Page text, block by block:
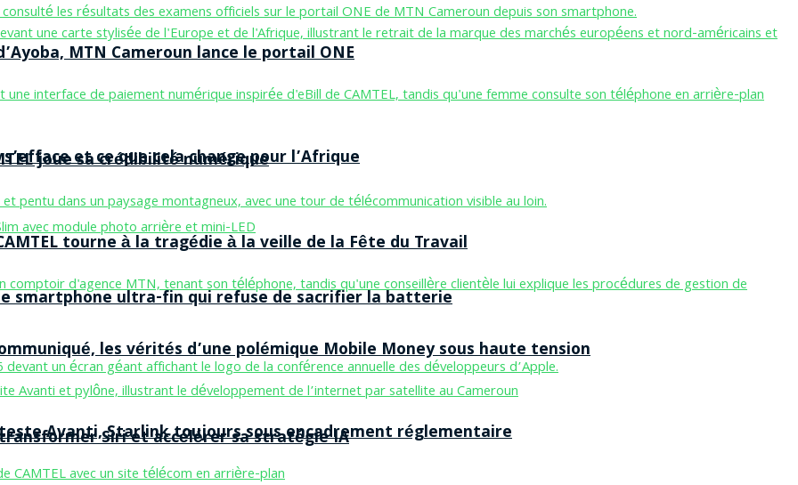
et ce que cela change pour l’Afrique
le smartphone ultra-fin qui refuse de sacrifier la batterie
transformer Siri et accélérer sa stratégie IA
MTN Cameroun lance le portail ONE
joue sa crédibilité numérique
tourne à la tragédie à la veille de la Fête du Travail
les vérités d’une polémique Mobile Money sous haute tension
Avanti, Starlink toujours sous encadrement réglementaire